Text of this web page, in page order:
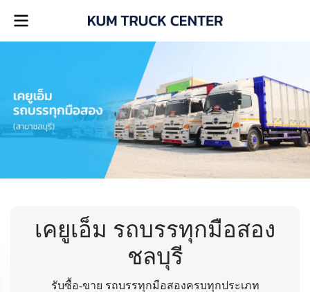
เคยูเอ็ม รถบรรทุกมือสอง
ชลบุรี
รับซื้อ-ขาย รถบรรทุกมือสองครบทุกประเภท